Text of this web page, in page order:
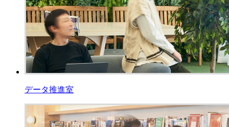
データ推進室